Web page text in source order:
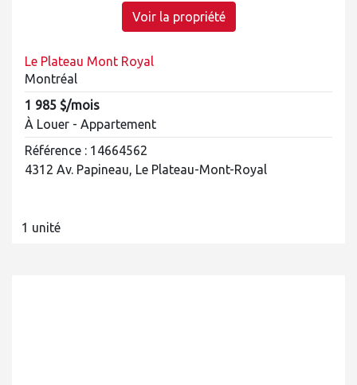
Voir la propriété
Le Plateau Mont Royal
Montréal
1 985 $/mois
À Louer - Appartement
Référence : 14664562
4312 Av. Papineau, Le Plateau-Mont-Royal
1 unité